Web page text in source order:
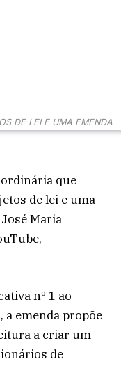
DE LEI E UMA EMENDA
ordinária que
de lei e uma
Maria
nº 1 ao
a emenda propõe
a criar um
de